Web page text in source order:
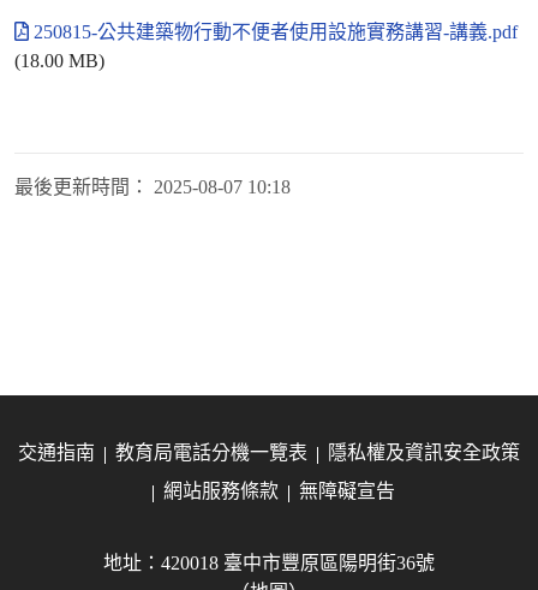
250815-公共建築物行動不便者使用設施實務講習-講義.pdf
(18.00 MB)
最後更新時間： 2025-08-07 10:18
交通指南 教育局電話分機一覽表
隱私權及資訊安全政策
網站服務條款
無障礙宣告
地址：420018 臺中市豐原區陽明街36號